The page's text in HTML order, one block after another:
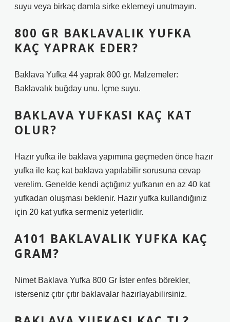
suyu veya birkaç damla sirke eklemeyi unutmayın.
800 GR BAKLAVALIK YUFKA
KAÇ YAPRAK EDER?
Baklava Yufka 44 yaprak 800 gr. Malzemeler:
Baklavalık buğday unu. İçme suyu.
BAKLAVA YUFKASI KAÇ KAT
OLUR?
Hazır yufka ile baklava yapımına geçmeden önce hazır
yufka ile kaç kat baklava yapılabilir sorusuna cevap
verelim. Genelde kendi açtığınız yufkanın en az 40 kat
yufkadan oluşması beklenir. Hazır yufka kullandığınız
için 20 kat yufka sermeniz yeterlidir.
A101 BAKLAVALIK YUFKA KAÇ
GRAM?
Nimet Baklava Yufka 800 Gr İster enfes börekler,
isterseniz çıtır çıtır baklavalar hazırlayabilirsiniz.